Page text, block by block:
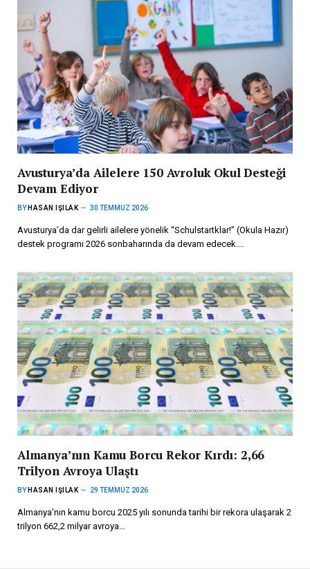
Avusturya’da Ailelere 150 Avroluk Okul Desteği
Devam Ediyor
BY HASAN IŞILAK 30 TEMMUZ 2026
Avusturya’da dar gelirli ailelere yönelik “Schulstartklar!” (Okula Hazır)
destek programı 2026 sonbaharında da devam edecek.…
Almanya’nın Kamu Borcu Rekor Kırdı: 2,66
Trilyon Avroya Ulaştı
BY HASAN IŞILAK 29 TEMMUZ 2026
Almanya’nın kamu borcu 2025 yılı sonunda tarihi bir rekora ulaşarak 2
trilyon 662,2 milyar avroya…